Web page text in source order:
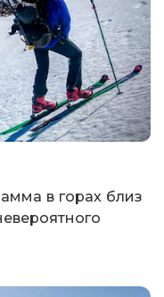
в горах близ